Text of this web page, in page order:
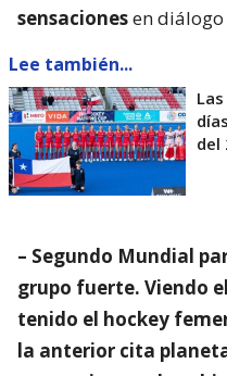
sensacionesen diálogo
Lee también...
del
– Segundo Mundial
grupo fuerte. Viendo
tenido el hockey
la anterior cita